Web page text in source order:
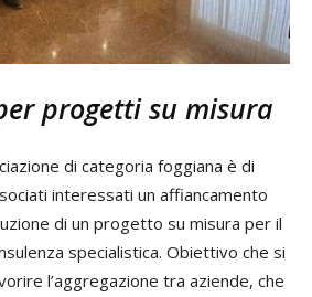
progetti su misura
di categoria foggiana è di
interessati un affiancamento
di un progetto su misura per il
specialistica. Obiettivo che si
l’aggregazione tra aziende, che